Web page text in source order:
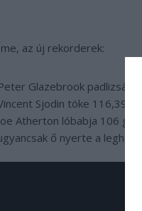
az új rekorderek:
Glazebrook
Sjodin töke 116,397
Atherton lóbabja 106 g,
ő nyerte a